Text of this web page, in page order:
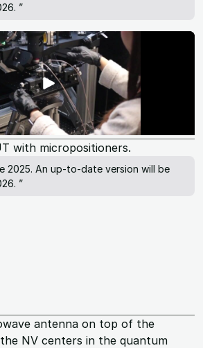
”
with micropositioners.
2025. An up-to-date version will be
”
antenna on top of the
NV centers in the quantum